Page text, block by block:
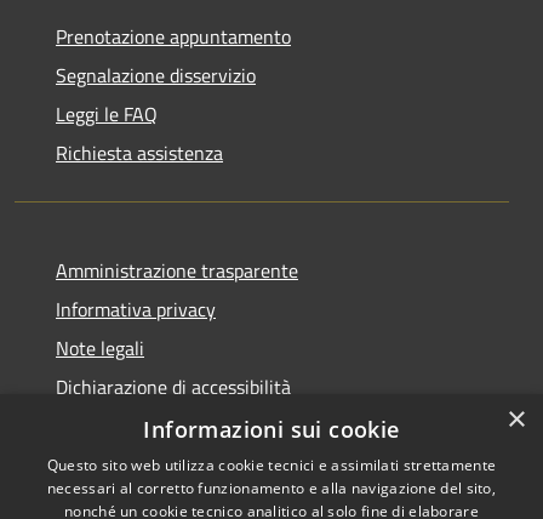
Prenotazione appuntamento
Segnalazione disservizio
Leggi le FAQ
Richiesta assistenza
Amministrazione trasparente
Informativa privacy
Note legali
Dichiarazione di accessibilità
×
Informazioni sui cookie
Questo sito web utilizza cookie tecnici e assimilati strettamente
necessari al corretto funzionamento e alla navigazione del sito,
nonché un cookie tecnico analitico al solo fine di elaborare